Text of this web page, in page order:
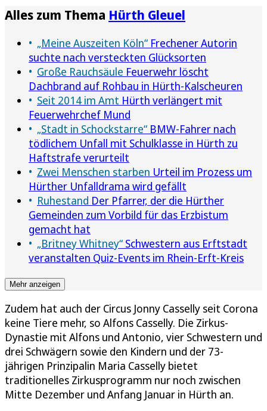
Alles zum Thema Hürth Gleuel
„Meine Auszeiten Köln“ Frechener Autorin
suchte nach versteckten Glücksorten
Große Rauchsäule Feuerwehr löscht
Dachbrand auf Rohbau in Hürth-Kalscheuren
Seit 2014 im Amt Hürth verlängert mit
Feuerwehrchef Mund
„Stadt in Schockstarre“ BMW-Fahrer nach
tödlichem Unfall mit Schulklasse in Hürth zu
Haftstrafe verurteilt
Zwei Menschen starben Urteil im Prozess um
Hürther Unfalldrama wird gefällt
Ruhestand Der Pfarrer, der die Hürther
Gemeinden zum Vorbild für das Erzbistum
gemacht hat
„Britney Whitney“ Schwestern aus Erftstadt
veranstalten Quiz-Events im Rhein-Erft-Kreis
Mehr anzeigen
Zudem hat auch der Circus Jonny Casselly seit Corona
keine Tiere mehr, so Alfons Casselly. Die Zirkus-
Dynastie mit Alfons und Antonio, vier Schwestern und
drei Schwägern sowie den Kindern und der 73-
jährigen Prinzipalin Maria Casselly bietet
traditionelles Zirkusprogramm nur noch zwischen
Mitte Dezember und Anfang Januar in Hürth an.